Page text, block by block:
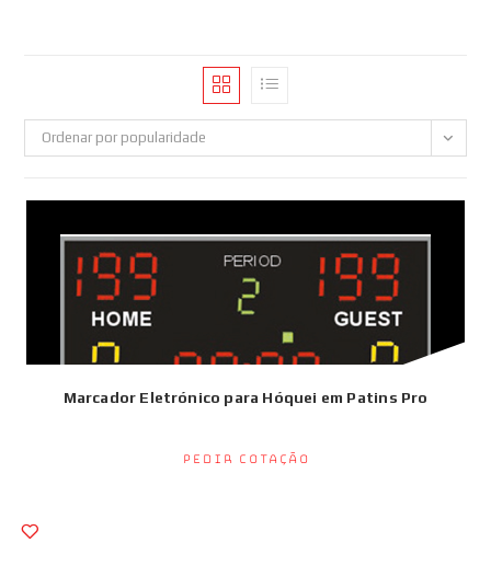
Ordenar por popularidade
Marcador Eletrónico para Hóquei em Patins Pro
Pedir Cotação